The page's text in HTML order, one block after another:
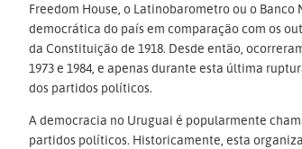
Freedom House, o Latinobarometro ou o
democrática do país em comparação com os
da Constituição de 1918. Desde então,
1973 e 1984, e apenas durante esta última
dos partidos políticos.
A democracia no Uruguai é popularmente
partidos políticos. Historicamente, esta